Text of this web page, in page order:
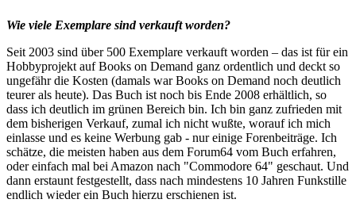
Wie viele Exemplare sind verkauft worden?
Seit 2003 sind über 500 Exemplare verkauft worden – das ist für ein
Hobbyprojekt auf Books on Demand ganz ordentlich und deckt so
ungefähr die Kosten (damals war Books on Demand noch deutlich
teurer als heute). Das Buch ist noch bis Ende 2008 erhältlich, so
dass ich deutlich im grünen Bereich bin. Ich bin ganz zufrieden mit
dem bisherigen Verkauf, zumal ich nicht wußte, worauf ich mich
einlasse und es keine Werbung gab - nur einige Forenbeiträge. Ich
schätze, die meisten haben aus dem Forum64 vom Buch erfahren,
oder einfach mal bei Amazon nach "Commodore 64" geschaut. Und
dann erstaunt festgestellt, dass nach mindestens 10 Jahren Funkstille
endlich wieder ein Buch hierzu erschienen ist.